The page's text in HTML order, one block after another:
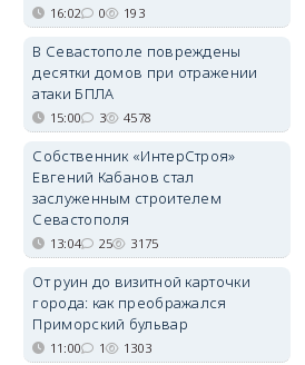
16:02 0 193
В Севастополе повреждены
десятки домов при отражении
атаки БПЛА
15:00 3 4578
Собственник «ИнтерСтроя»
Евгений Кабанов стал
заслуженным строителем
Севастополя
13:04 25 3175
От руин до визитной карточки
города: как преображался
Приморский бульвар
11:00 1 1303